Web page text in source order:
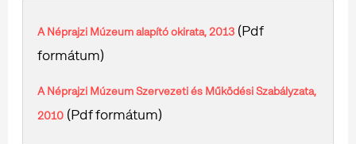
A Néprajzi Múzeum alapító okirata, 2013 (Pdf
formátum)
A Néprajzi Múzeum Szervezeti és Működési Szabályzata,
2010 (Pdf formátum)